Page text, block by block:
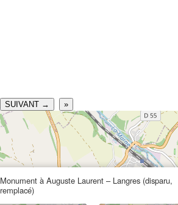
SUIVANT → »
Monument à Auguste Laurent – Langres (disparu,
remplacé)